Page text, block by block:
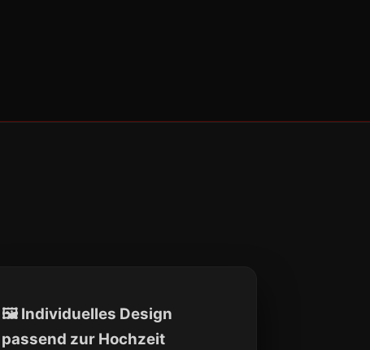
🖼 Individuelles Design
passend zur Hochzeit